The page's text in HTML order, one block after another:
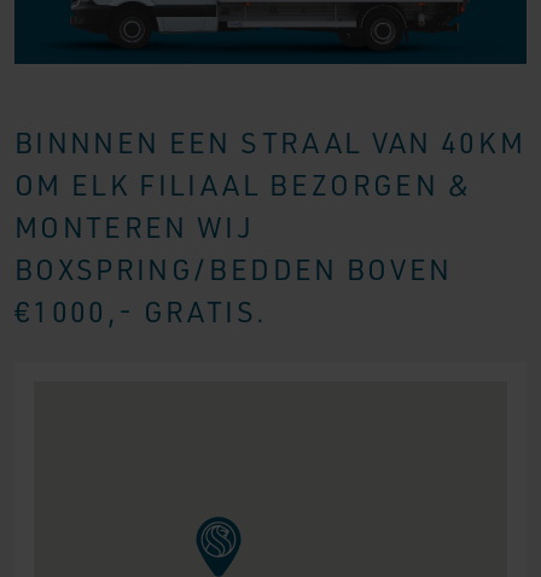
BINNNEN EEN STRAAL VAN 40KM
OM ELK FILIAAL BEZORGEN &
MONTEREN WIJ
BOXSPRING/BEDDEN BOVEN
€1000,- GRATIS.